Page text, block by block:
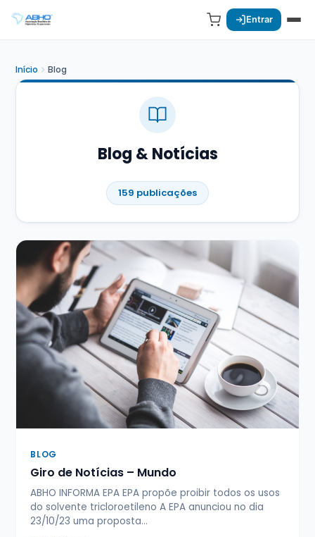
Entrar
Início Blog
Blog & Notícias
159 publicações
BLOG
Giro de Notícias – Mundo
ABHO INFORMA EPA EPA propõe proibir todos os usos
do solvente tricloroetileno A EPA anunciou no dia
23/10/23 uma proposta…